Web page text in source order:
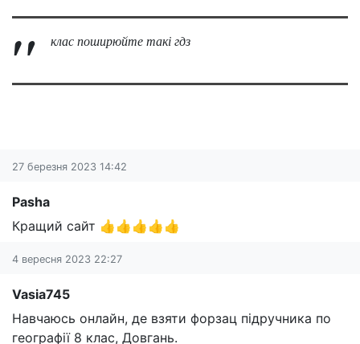
клас поширюйте такі гдз
27 березня 2023 14:42
Pasha
Кращий сайт 👍👍👍👍👍
4 вересня 2023 22:27
Vasia745
Навчаюсь онлайн, де взяти форзац підручника по
географії 8 клас, Довгань.